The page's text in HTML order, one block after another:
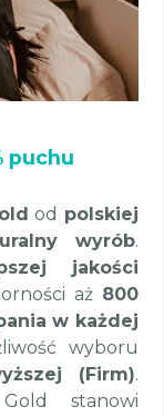
puchu
od polskiej
wyrób.
jakości
aż 800
w każdej
wyboru
(Firm).
stanowi